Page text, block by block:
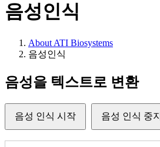
음성인식
About ATI Biosystems
음성인식
음성을 텍스트로 변환
음성 인식 시작 음성 인식 중지